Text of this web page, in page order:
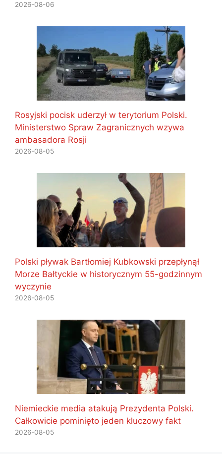
2026-08-06
Rosyjski pocisk uderzył w terytorium Polski.
Ministerstwo Spraw Zagranicznych wzywa
ambasadora Rosji
2026-08-05
Polski pływak Bartłomiej Kubkowski przepłynął
Morze Bałtyckie w historycznym 55-godzinnym
wyczynie
2026-08-05
Niemieckie media atakują Prezydenta Polski.
Całkowicie pominięto jeden kluczowy fakt
2026-08-05